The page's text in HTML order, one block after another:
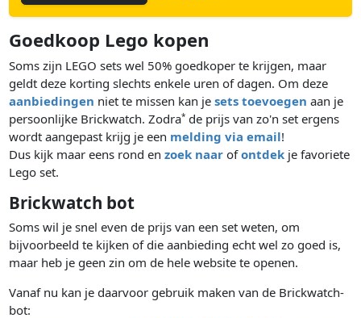
Goedkoop Lego kopen
Soms zijn LEGO sets wel 50% goedkoper te krijgen, maar
geldt deze korting slechts enkele uren of dagen. Om deze
aanbiedingen niet te missen kan jesets toevoegen aan je
persoonlijke Brickwatch. Zodra* de prijs van zo'n set ergens
wordt aangepast krijg je een melding via email!
Dus kijk maar eens rond enzoek naar ofontdek je favoriete
Lego set.
Brickwatch bot
Soms wil je snel even de prijs van een set weten, om
bijvoorbeeld te kijken of die aanbieding echt wel zo goed is,
maar heb je geen zin om de hele website te openen.
Vanaf nu kan je daarvoor gebruik maken van de Brickwatch-
bot: